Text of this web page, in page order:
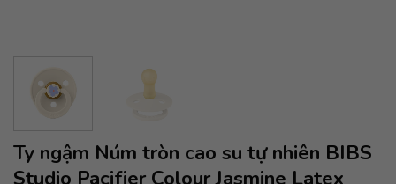
Ty ngậm Núm tròn cao su tự nhiên BIBS
Studio Pacifier Colour Jasmine Latex